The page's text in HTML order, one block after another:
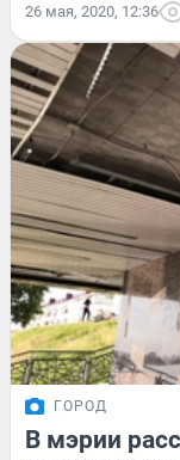
26 мая, 2020, 12:36
ГОРОД
В мэрии